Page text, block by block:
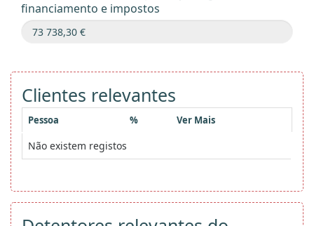
financiamento e impostos
Clientes relevantes
Pessoa % Ver Mais
Não existem registos